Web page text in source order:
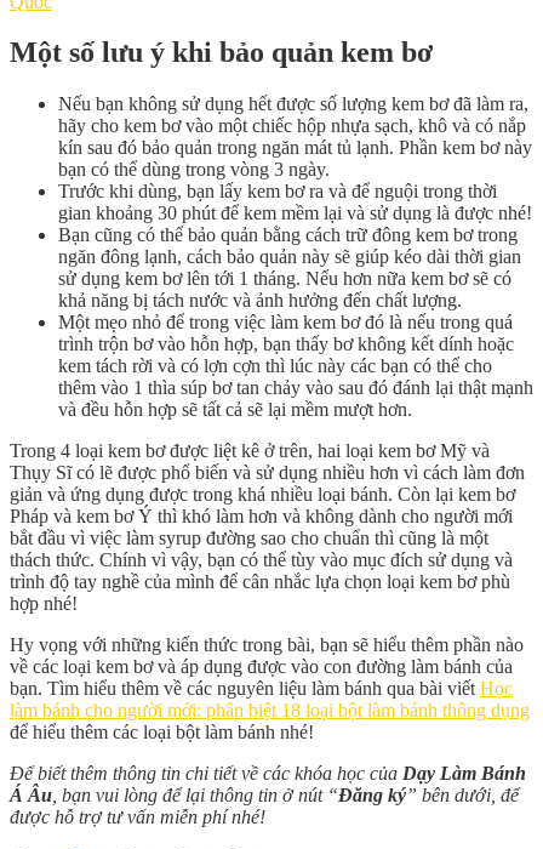
Một số lưu ý khi bảo quản kem bơ
Nếu bạn không sử dụng hết được số lượng kem bơ đã làm ra,
hãy cho kem bơ vào một chiếc hộp nhựa sạch, khô và có nắp
kín sau đó bảo quản trong ngăn mát tủ lạnh. Phần kem bơ này
bạn có thể dùng trong vòng 3 ngày.
Trước khi dùng, bạn lấy kem bơ ra và để nguội trong thời
gian khoảng 30 phút để kem mềm lại và sử dụng là được nhé!
Bạn cũng có thể bảo quản bằng cách trữ đông kem bơ trong
ngăn đông lạnh, cách bảo quản này sẽ giúp kéo dài thời gian
sử dụng kem bơ lên tới 1 tháng. Nếu hơn nữa kem bơ sẽ có
khả năng bị tách nước và ảnh hưởng đến chất lượng.
Một mẹo nhỏ để trong việc làm kem bơ đó là nếu trong quá
trình trộn bơ vào hỗn hợp, bạn thấy bơ không kết dính hoặc
kem tách rời và có lợn cợn thì lúc này các bạn có thể cho
thêm vào 1 thìa súp bơ tan chảy vào sau đó đánh lại thật mạnh
và đều hỗn hợp sẽ tất cả sẽ lại mềm mượt hơn.
Trong 4 loại kem bơ được liệt kê ở trên, hai loại kem bơ Mỹ và
Thụy Sĩ có lẽ được phổ biến và sử dụng nhiều hơn vì cách làm đơn
giản và ứng dụng được trong khá nhiều loại bánh. Còn lại kem bơ
Pháp và kem bơ Ý thì khó làm hơn và không dành cho người mới
bắt đầu vì việc làm syrup đường sao cho chuẩn thì cũng là một
thách thức. Chính vì vậy, bạn có thể tùy vào mục đích sử dụng và
trình độ tay nghề của mình để cân nhắc lựa chọn loại kem bơ phù
hợp nhé!
Hy vọng với những kiến thức trong bài, bạn sẽ hiểu thêm phần nào
về các loại kem bơ và áp dụng được vào con đường làm bánh của
bạn. Tìm hiểu thêm về các nguyên liệu làm bánh qua bài viết Học
làm bánh cho người mới: phân biệt 18 loại bột làm bánh thông dụng
để hiểu thêm các loại bột làm bánh nhé!
Để biết thêm thông tin chi tiết về các khóa học của Dạy Làm Bánh
Á Âu , bạn vui lòng để lại thông tin ở nút “Đăng ký” bên dưới, để
được hỗ trợ tư vấn miễn phí nhé!